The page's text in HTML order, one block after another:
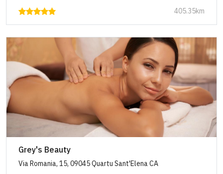
405.35km
Grey's Beauty
Via Romania, 15, 09045 Quartu Sant'Elena CA